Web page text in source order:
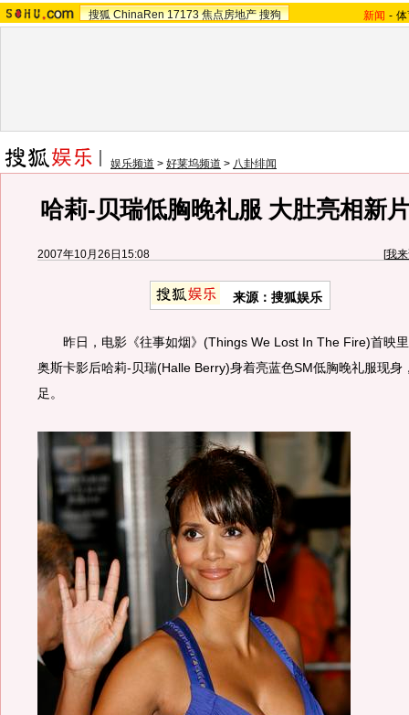
搜狐 ChinaRen 17173 焦点房地产 搜狗 新闻 -
娱乐频道 > 好莱坞频道 > 八卦绯闻
哈莉-贝瑞低胸晚礼服 大肚亮相新
2007年10月26日15:08 [我
来源：搜狐娱乐
昨日，电影《往事如烟》(Things We Lost In The Fire)首映里
奥斯卡影后哈莉-贝瑞(Halle Berry)身着亮蓝色SM低胸晚礼服现身
足。